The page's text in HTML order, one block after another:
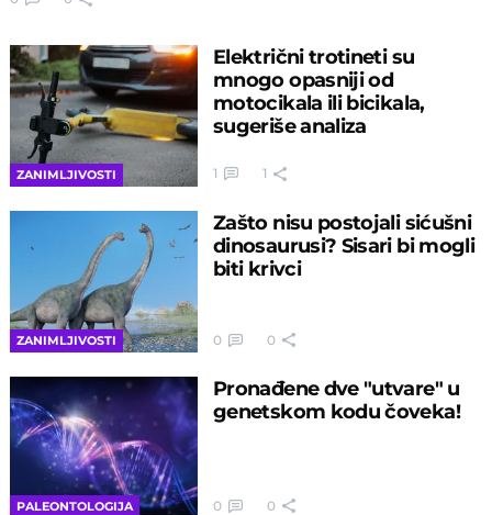
ZANIMLJIVOSTI
Električni trotineti su
mnogo opasniji od
motocikala ili bicikala,
sugeriše analiza
1 1
ZANIMLJIVOSTI
Zašto nisu postojali sićušni
dinosaurusi? Sisari bi mogli
biti krivci
0 0
PALEONTOLOGIJA
Pronađene dve "utvare" u
genetskom kodu čoveka!
0 0